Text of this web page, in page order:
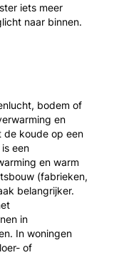
iets meer
naar binnen.
bodem of
en
de koude op een
een
en warm
(fabrieken,
belangrijker.
in
In woningen
of